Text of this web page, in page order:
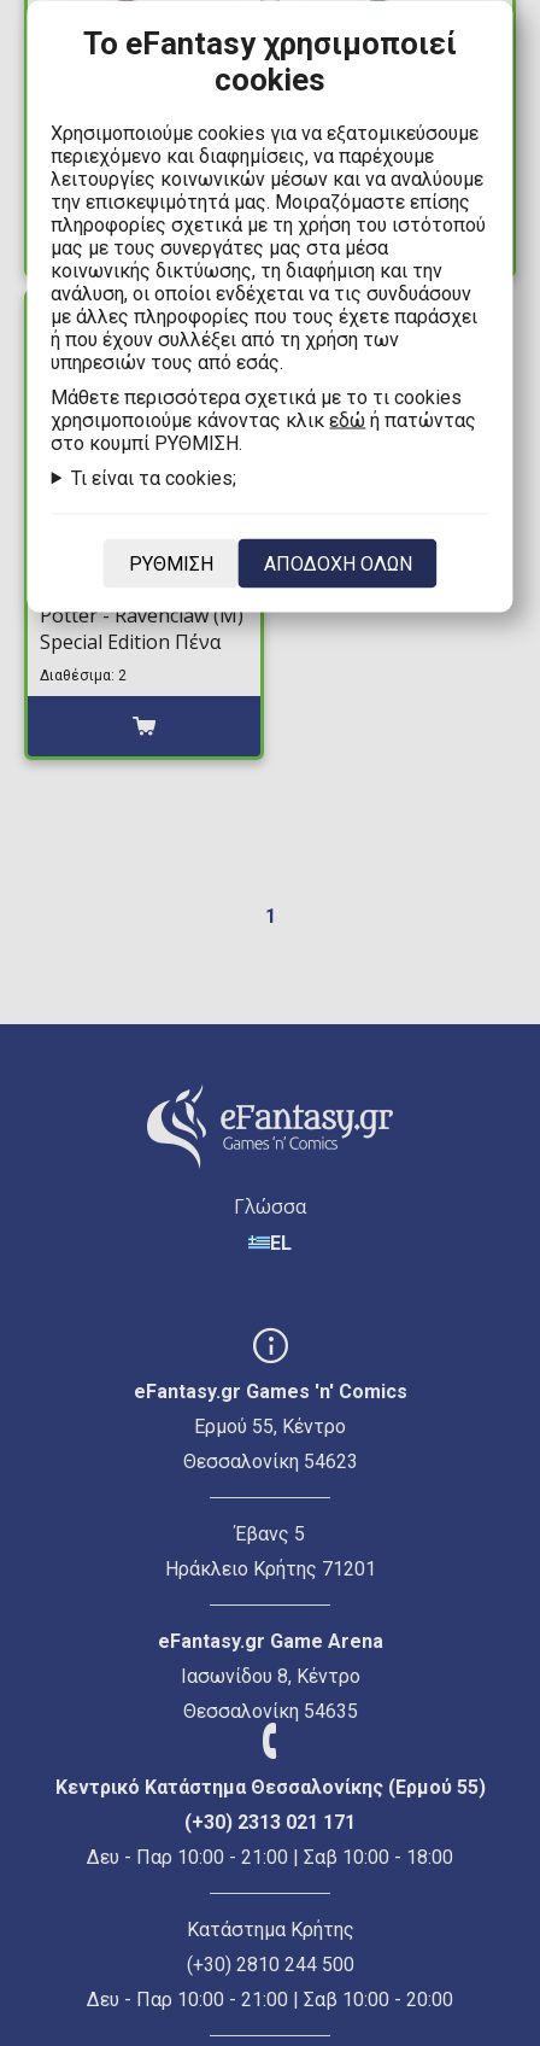
Potter - Gryffindor (EF)
Special Edition Πένα
Διαθέσιμα: 4
32,99€
Potter - Ravenclaw (F)
Special Edition Πένα
Διαθέσιμα: 4
ΔΙΑΘΕΣΙΜΟ
Potter - Ravenclaw (M)
Special Edition Πένα
Διαθέσιμα: 2
1
Γλώσσα
EL
eFantasy.gr Games 'n' Comics
Ερμού 55, Κέντρο
Θεσσαλονίκη 54623
Έβανς 5
Ηράκλειο Κρήτης 71201
eFantasy.gr Game Arena
Ιασωνίδου 8, Κέντρο
Θεσσαλονίκη 54635
Κεντρικό Κατάστημα Θεσσαλονίκης (Ερμού 55)
(+30) 2313 021 171
Δευ - Παρ 10:00 - 21:00 | Σαβ 10:00 - 18:00
Κατάστημα Κρήτης
(+30) 2810 244 500
Δευ - Παρ 10:00 - 21:00 | Σαβ 10:00 - 20:00
Το eFantasy χρησιμοποιεί
cookies
Χρησιμοποιούμε cookies για να εξατομικεύσουμε
περιεχόμενο και διαφημίσεις, να παρέχουμε
λειτουργίες κοινωνικών μέσων και να αναλύουμε
την επισκεψιμότητά μας. Μοιραζόμαστε επίσης
πληροφορίες σχετικά με τη χρήση του ιστότοπού
μας με τους συνεργάτες μας στα μέσα
κοινωνικής δικτύωσης, τη διαφήμιση και την
ανάλυση, οι οποίοι ενδέχεται να τις συνδυάσουν
με άλλες πληροφορίες που τους έχετε παράσχει
ή που έχουν συλλέξει από τη χρήση των
υπηρεσιών τους από εσάς.
Mάθετε περισσότερα σχετικά με το τι cookies
χρησιμοποιούμε κάνοντας κλικεδώ ή πατώντας
στο κουμπί ΡΥΘΜΙΣΗ.
Τι είναι τα cookies;
ΡΥΘΜΙΣΗ ΑΠΟΔΟΧΗ ΟΛΩΝ